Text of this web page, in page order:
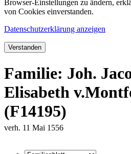
Browser-Einstellungen zu ändern,
von Cookies einverstanden.
Datenschutzerklärung anzeigen
Verstanden
Familie: Joh.
Elisabeth
(F14195)
verh. 11 Mai 1556